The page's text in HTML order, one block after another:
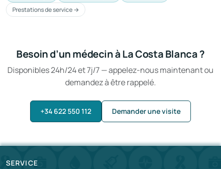
Prestations de service →
Besoin d’un médecin à La Costa Blanca ?
Disponibles 24h/24 et 7j/7 — appelez-nous maintenant ou
demandez à être rappelé.
+34 622 550 112 Demander une visite
SERVICE